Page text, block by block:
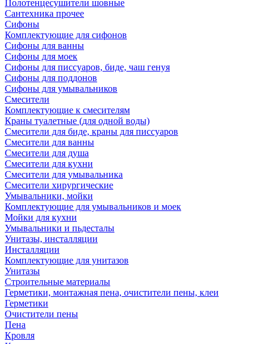
Полотенцесушители шовные
Сантехника прочее
Сифоны
Комплектующие для сифонов
Сифоны для ванны
Сифоны для моек
Сифоны для писсуаров, биде, чаш генуя
Сифоны для поддонов
Сифоны для умывальников
Смесители
Комплектующие к смесителям
Краны туалетные (для одной воды)
Смесители для биде, краны для писсуаров
Смесители для ванны
Смесители для душа
Смесители для кухни
Смесители для умывальника
Смесители хирургические
Умывальники, мойки
Комплектующие для умывальников и моек
Мойки для кухни
Умывальники и пьдесталы
Унитазы, инсталляции
Инсталляции
Комплектующие для унитазов
Унитазы
Строительные материалы
Герметики, монтажная пена, очистители пены, клеи
Герметики
Очистители пены
Пена
Кровля